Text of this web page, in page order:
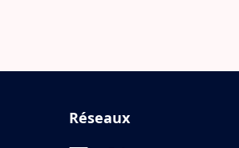
Réseaux